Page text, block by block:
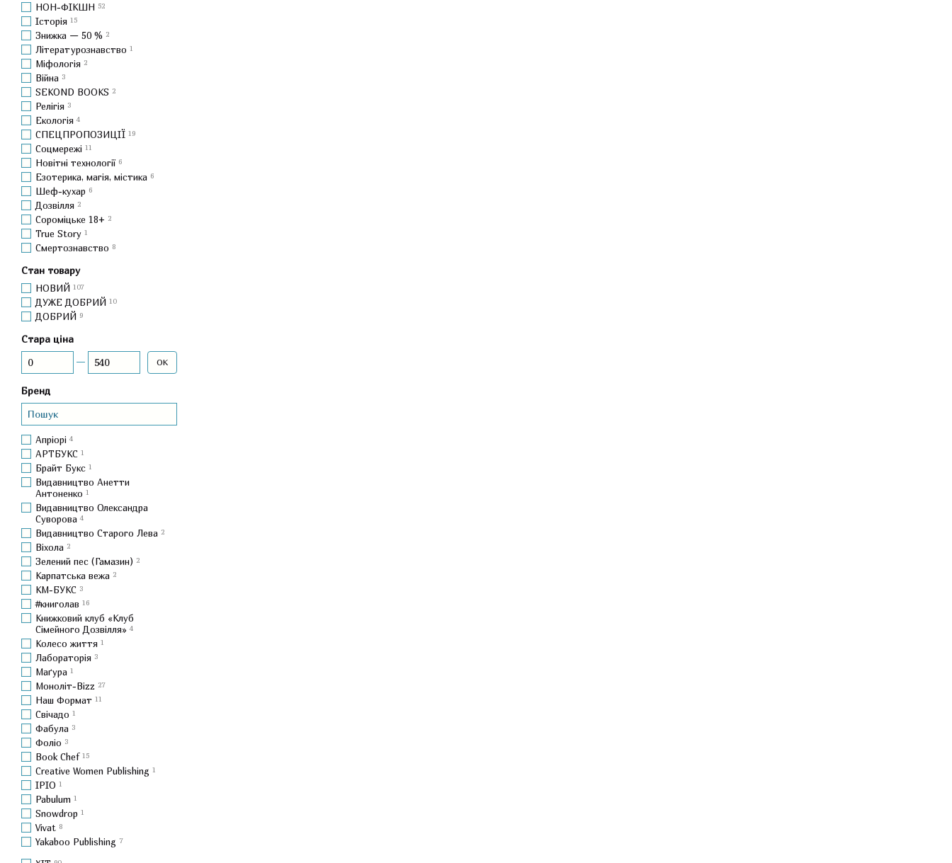
НОН-ФІКШН 52
Історія 15
Знижка — 50 % 2
Літературознавство 1
Міфологія 2
Війна 3
SEKOND BOOKS 2
Релігія 3
Екологія 4
СПЕЦПРОПОЗИЦІЇ 19
Соцмережі 11
Новітні технології 6
Езотерика, магія, містика 6
Шеф-кухар 6
Дозвілля 2
Сороміцьке 18+ 2
True Story 1
Смертознавство 8
Стан товару
НОВИЙ 107
ДУЖЕ ДОБРИЙ 10
ДОБРИЙ 9
Стара ціна
Від Стара ціна
До Стара ціна ОК
Бренд
Апріорі 4
АРТБУКС 1
Брайт Букс 1
Видавництво Анетти
Антоненко 1
Видавництво Олександра
Суворова 4
Видавництво Старого Лева 2
Віхола 2
Зелений пес (Гамазин) 2
Карпатська вежа 2
КМ-БУКС 3
#книголав 16
Книжковий клуб «Клуб
Сімейного Дозвілля» 4
Колесо життя 1
Лабораторія 3
Маґура 1
Моноліт-Bizz 27
Наш Формат 11
Свічадо 1
Фабула 3
Фоліо 3
Book Chef 15
Creative Women Publishing 1
IPIO 1
Pabulum 1
Snowdrop 1
Vivat 8
Yakaboo Publishing 7